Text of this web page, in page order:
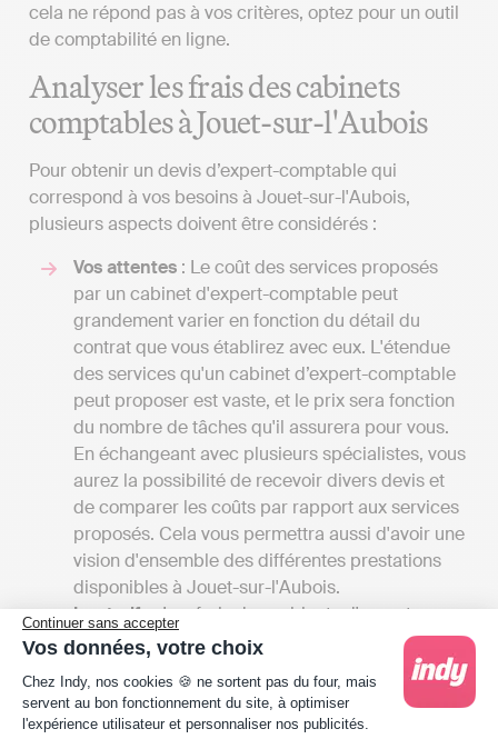
Continuer sans accepter
Vos données, votre choix
Plateforme de Gestion du Consentement :
Chez Indy, nos cookies 🍪 ne sortent pas du four, mais
servent au bon fonctionnement du site, à optimiser
l'expérience utilisateur et personnaliser nos publicités.
cela ne répond pas à vos critères, optez pour un outil
de comptabilité en ligne.
Analyser les frais des cabinets
comptables à Jouet-sur-l'Aubois
Pour obtenir un devis d’expert-comptable qui
correspond à vos besoins à Jouet-sur-l'Aubois,
plusieurs aspects doivent être considérés :
Vos attentes : Le coût des services proposés
par un cabinet d'expert-comptable peut
grandement varier en fonction du détail du
contrat que vous établirez avec eux. L'étendue
des services qu'un cabinet d’expert-comptable
peut proposer est vaste, et le prix sera fonction
du nombre de tâches qu'il assurera pour vous.
En échangeant avec plusieurs spécialistes, vous
aurez la possibilité de recevoir divers devis et
de comparer les coûts par rapport aux services
proposés. Cela vous permettra aussi d'avoir une
vision d'ensemble des différentes prestations
disponibles à Jouet-sur-l'Aubois.
Les tarifs: Les frais des cabinets d'experts-
comptables peuvent commencer entre 1000 et
2000 euros par an pour une petite mission
confiée à un comptable indépendant et peuvent
grimper jusqu'à plusieurs milliers d'euros si